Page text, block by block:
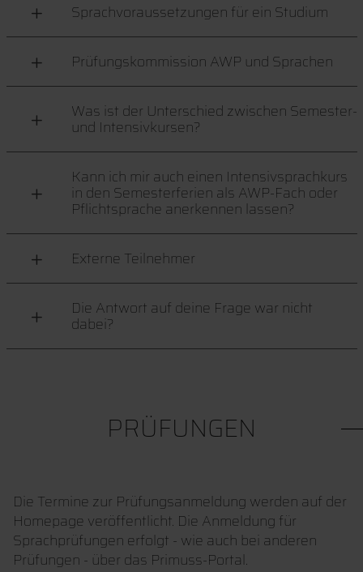
Sprachvoraussetzungen für ein Studium
Prüfungskommission AWP und Sprachen
Was ist der Unterschied zwischen Semester-
und Intensivkursen?
Kann ich mir auch einen Intensivsprachkurs
in den Semesterferien als AWP-Fach oder
Pflichtsprache anerkennen lassen?
Externe Teilnehmer
Die Antwort auf deine Frage war nicht
dabei?
PRÜFUNGEN
Die Termine zur Prüfungsanmeldung werden auf der
Homepage veröffentlicht. Die Anmeldung für
Sprachprüfungen erfolgt - wie auch bei anderen
Prüfungen - über das Primuss-Portal.